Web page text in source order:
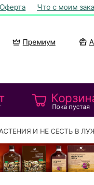
Оферта Что с моим
Премиум
Пока пустая
И НЕ СЕСТЬ В